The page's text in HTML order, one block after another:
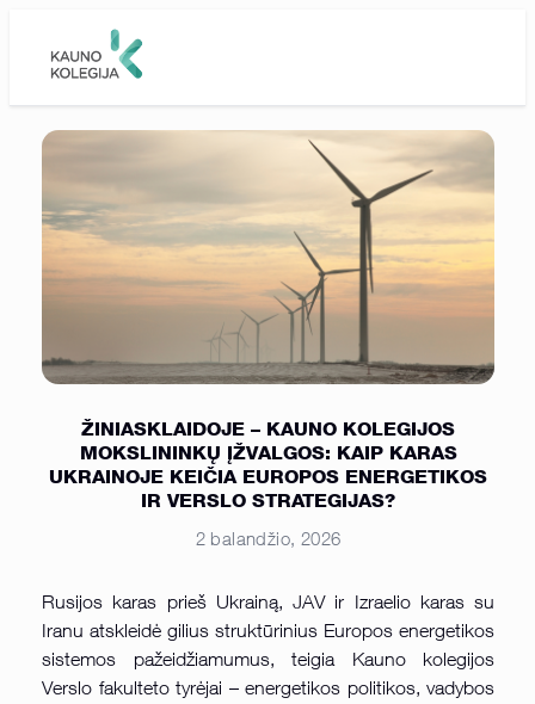
ŽINIASKLAIDOJE – KAUNO KOLEGIJOS
MOKSLININKŲ ĮŽVALGOS: KAIP KARAS
UKRAINOJE KEIČIA EUROPOS ENERGETIKOS
IR VERSLO STRATEGIJAS?
2 balandžio, 2026
Rusijos karas prieš Ukrainą, JAV ir Izraelio karas su
Iranu atskleidė gilius struktūrinius Europos energetikos
sistemos pažeidžiamumus, teigia Kauno kolegijos
Verslo fakulteto tyrėjai – energetikos politikos, vadybos